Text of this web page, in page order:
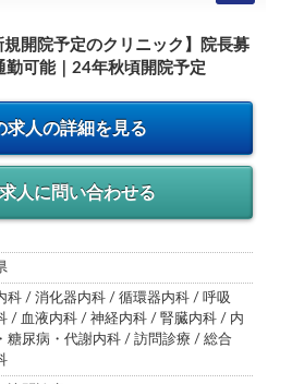
開院予定のクリニック】院長募
勤可能｜24年秋頃開院予定
求人の詳細を見る
人に問い合わせる
科 / 消化器内科 / 循環器内科 / 呼吸
/ 血液内科 / 神経内科 / 腎臓内科 / 内
糖尿病・代謝内科 / 訪問診療 / 総合